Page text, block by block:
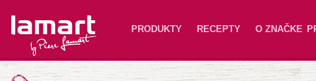
Lamart PRODUKTY RECEPTY O ZNAČKE